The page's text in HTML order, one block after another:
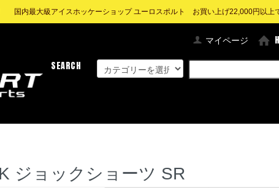
国内最大級アイスホッケーショップ ユーロスポルト お買い上げ22,000円以上
マイページ
SEARCH
ジョックショーツ SR